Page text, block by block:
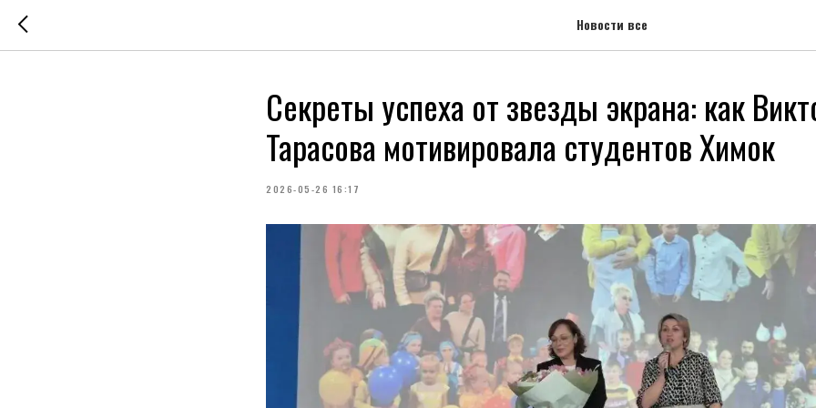
Новости все
Секреты успеха от звезды экрана: как
Тарасова мотивировала студентов Химок
2026-05-26 16:17